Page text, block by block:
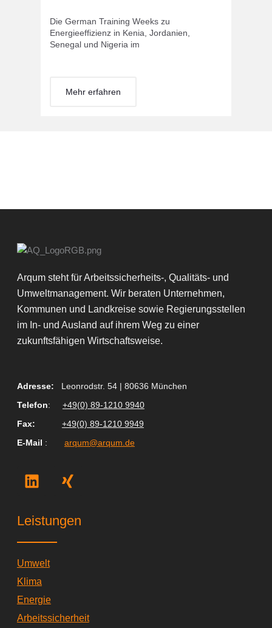
Die German Training Weeks zu
Energieeffizienz in Kenia, Jordanien,
Senegal und Nigeria im
Mehr erfahren
Arqum steht für Arbeitssicherheits-, Qualitäts- und
Umweltmanagement. Wir beraten Unternehmen,
Kommunen und Landkreise sowie Regierungsstellen
im In- und Ausland auf ihrem Weg zu einer
zukunftsfähigen Wirtschaftsweise.
Adresse:
Leonrodstr. 54 | 80636 München
Telefon:
+49(0) 89-1210 9940
Fax:
+49(0) 89-1210 9949
E-Mail : arqum@arqum.de
L
i
k
d
i
n
X
i
g
Leistungen
Umwelt
Klima
Energie
Arbeitssicherheit